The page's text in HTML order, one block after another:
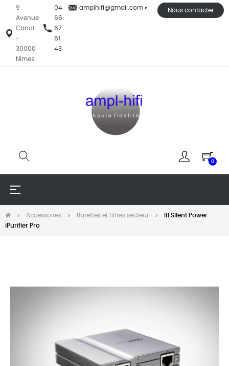
9
Avenue
Canot
-
30000
Nîmes
04
66
67
61
43
amplhifi@gmail.com Nous contacter
0
Basculer
☰
Accessoires Barettes et filtres secteur
ifi Silent Power
iPurifier Pro